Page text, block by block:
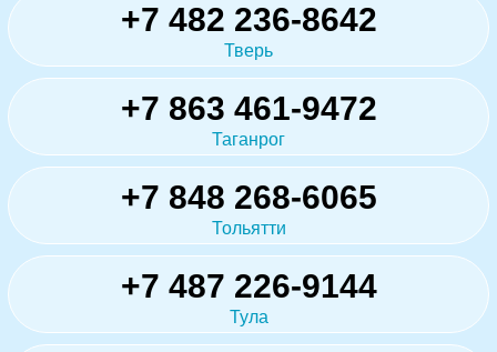
+7 482 236-8642
Тверь
+7 863 461-9472
Таганрог
+7 848 268-6065
Тольятти
+7 487 226-9144
Тула